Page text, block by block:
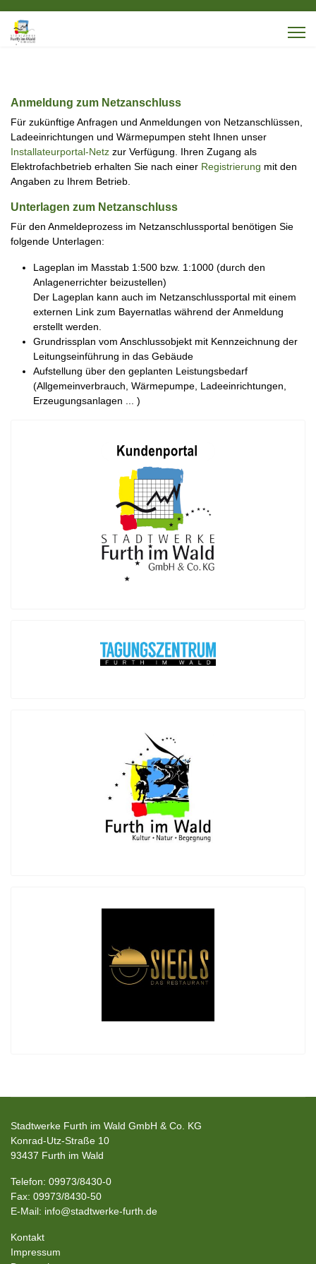
Anmeldung zum Netzanschluss
Für zukünftige Anfragen und Anmeldungen von Netzanschlüssen,
Ladeeinrichtungen und Wärmepumpen steht Ihnen unser
Installateurportal-Netz zur Verfügung. Ihren Zugang als
Elektrofachbetrieb erhalten Sie nach einer Registrierung mit den
Angaben zu Ihrem Betrieb.
Unterlagen zum Netzanschluss
Für den Anmeldeprozess im Netzanschlussportal benötigen Sie
folgende Unterlagen:
Lageplan im Masstab 1:500 bzw. 1:1000 (durch den
Anlagenerrichter beizustellen)
Der Lageplan kann auch im Netzanschlussportal mit einem
externen Link zum Bayernatlas während der Anmeldung
erstellt werden.
Grundrissplan vom Anschlussobjekt mit Kennzeichnung der
Leitungseinführung in das Gebäude
Aufstellung über den geplanten Leistungsbedarf
(Allgemeinverbrauch, Wärmepumpe, Ladeeinrichtungen,
Erzeugungsanlagen ... )
Stadtwerke Furth im Wald GmbH & Co. KG
Konrad-Utz-Straße 10
93437 Furth im Wald
Telefon: 09973/8430-0
Fax: 09973/8430-50
E-Mail: info@stadtwerke-furth.de
Kontakt
Impressum